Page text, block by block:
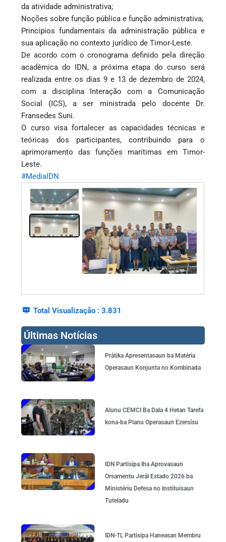
da atividade administrativa;
Noções sobre função pública e função administrativa;
Princípios fundamentais da administração pública e
sua aplicação no contexto jurídico de Timor-Leste.
De acordo com o cronograma definido pela direção
acadêmica do IDN, a próxima etapa do curso será
realizada entre os dias 9 e 13 de dezembro de 2024,
com a disciplina Interação com a Comunicação
Social (ICS), a ser ministrada pelo docente Dr.
Fransedes Suni.
O curso visa fortalecer as capacidades técnicas e
teóricas dos participantes, contribuindo para o
aprimoramento das funções marítimas em Timor-
Leste.
#MediaIDN
Total Visualização : 3.831
Últimas Notícias
Prátika Apresentasaun ba Matéria
Operasaun Konjunta no Kombinada
Alunu CEMCI Ba Dala 4 Hetan Tarefa
kona-ba Planu Operasaun Ezersísu
IDN Partisipa Iha Aprovasaun
Orsamentu Jerál Estado 2026 ba
Ministériu Defesa no Instituisaun
Tuteladu
IDN-TL Partisipa Haneasan Membru
Page